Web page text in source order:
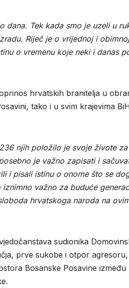
dana. Tek kada smo je uzeli u
Riječ je o vrijednoj i
o vremenu koje neki i danas
hrvatskih branitelja u
tako i u svim krajevima
njih položilo je svoje živote
je važno zapisati i
i pisali istinu o onome što se
važno za buduće
hrvatskoga naroda na
sudionika
prve sukobe i otpor
Bosanske Posavine između